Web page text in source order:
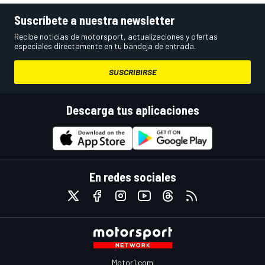
Suscríbete a nuestra newsletter
Recibe noticias de motorsport, actualizaciones y ofertas
especiales directamente en tu bandeja de entrada.
SUSCRIBIRSE
Descarga tus aplicaciones
En redes sociales
Motor1.com